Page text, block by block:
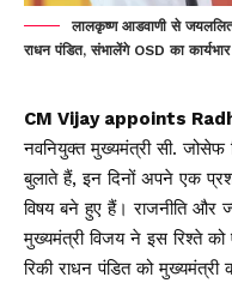
लालकृष्ण आडवाणी से
राधन पंडित, संभालेंगे OSD का कार्यभार
CM Vijay appoints
नवनियुक्त मुख्यमंत्री सी. जोसेफ
बुलाते हैं, इन दिनों अपने एक
विषय बने हुए हैं। राजनीति और
मुख्यमंत्री विजय ने इस रिश्ते
रिकी राधन पंडित को